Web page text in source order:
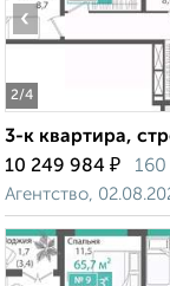
2/4
‹
3-к квартира,
10 249 984 ₽
Агентство,